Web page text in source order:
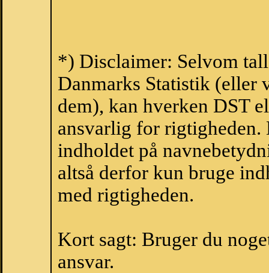
*) Disclaimer: Selvom
Danmarks Statistik (eller
dem), kan hverken DST
ansvarlig for
indholdet på
altså derfor kun bruge
med rigtigheden.
Kort sagt: Bruger du
ansvar.